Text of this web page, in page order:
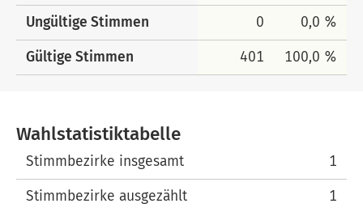
Ungültige Stimmen 0 0,0 %
Gültige Stimmen 401 100,0 %
Wahlstatistiktabelle
Wahlstatistiktabelle
Stimmbezirke insgesamt 1
Stimmbezirke ausgezählt 1